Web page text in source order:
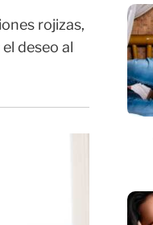
rojizas,
deseo al